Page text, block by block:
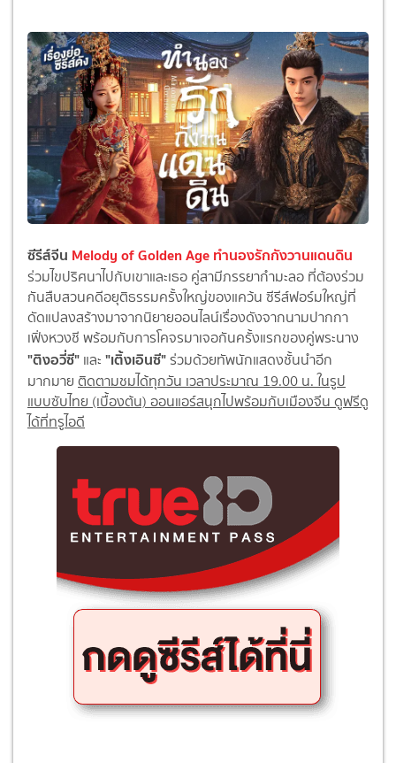
ซีรีส์จีน Melody of Golden Age ทำนองรักกังวานแดนดิน
ร่วมไขปริศนาไปกับเขาและเธอ คู่สามีภรรยากำมะลอ ที่ต้องร่วม
กันสืบสวนคดีอยุติธรรมครั้งใหญ่ของแคว้น ซีรีส์ฟอร์มใหญ่ที่
ดัดแปลงสร้างมาจากนิยายออนไลน์เรื่องดังจากนามปากกา
เฟิ่งหวงชี พร้อมกับการโคจรมาเจอกันครั้งแรกของคู่พระนาง
"ติงอวี่ซี" และ "เติ้งเอินซี"ร่วมด้วยทัพนักแสดงชั้นนำอีก
มากมาย ติดตามชมได้ทุกวัน เวลาประมาณ 19.00 น. ในรูป
แบบซับไทย (เบื้องต้น) ออนแอร์สนุกไปพร้อมกับเมืองจีน ดูฟรีดู
ได้ที่ทรูไอดี